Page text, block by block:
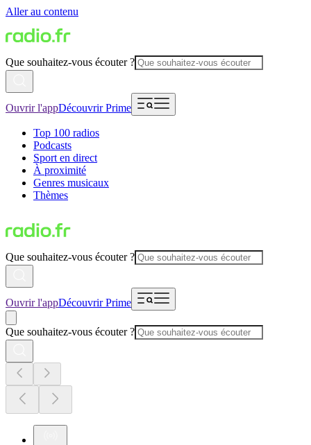
Aller au contenu
Que souhaitez-vous écouter ?
Ouvrir l'appDécouvrir Prime
Top 100 radios
Podcasts
Sport en direct
À proximité
Genres musicaux
Thèmes
Que souhaitez-vous écouter ?
Ouvrir l'appDécouvrir Prime
Que souhaitez-vous écouter ?